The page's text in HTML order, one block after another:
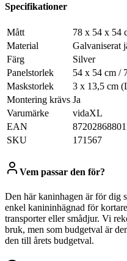
Specifikationer
Mått
78 x 54 x 54
Material
Galvaniserat
Färg
Silver
Panelstorlek
54 x 54 cm /
Maskstorlek
3 x 13,5 cm
Montering krävs Ja
Varumärke
vidaXL
EAN
SKU
171567
Vem passar den för?
Den här kaninhagen är för dig
enkel kanininhägnad för
transporter eller smådjur. Vi
bruk, men som budgetval är
den till årets budgetval.